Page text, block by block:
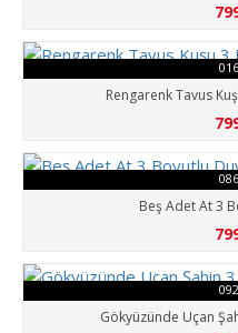
Rengarenk Tavus
Beş Adet At 3
Gökyüzünde Uçan